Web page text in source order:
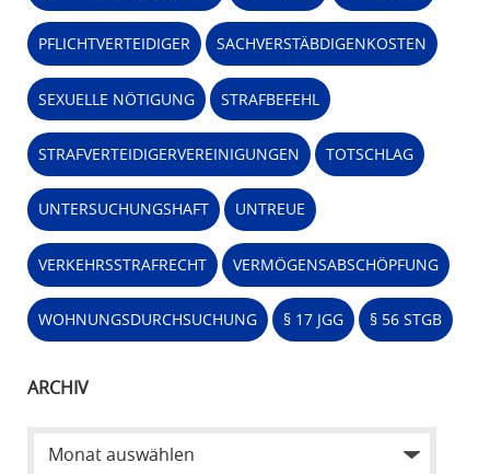
PFLICHTVERTEIDIGER SACHVERSTÄBDIGENKOSTEN
SEXUELLE NÖTIGUNG STRAFBEFEHL
STRAFVERTEIDIGERVEREINIGUNGEN TOTSCHLAG
UNTERSUCHUNGSHAFT UNTREUE
VERKEHRSSTRAFRECHT VERMÖGENSABSCHÖPFUNG
WOHNUNGSDURCHSUCHUNG § 17 JGG § 56 STGB
ARCHIV